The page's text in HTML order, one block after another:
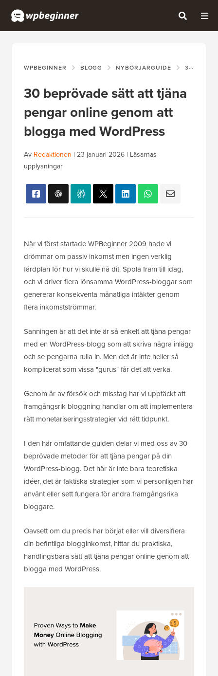
WPBEGINNER BLOGG NYBÖRJARGUIDE 30 BEPRÖVADE SÄTT ATT TJÄNA PENGAR ONLINE GENOM ATT BLOGGA MED WORDPRESS
30 beprövade sätt att tjäna
pengar online genom att
blogga med WordPress
Av Redaktionen | 23 januari 2026 | Läsarnas
upplysningar
När vi först startade WPBeginner 2009 hade vi
drömmar om passiv inkomst men ingen verklig
färdplan för hur vi skulle nå dit. Spola fram till idag,
och vi driver flera lönsamma WordPress-bloggar som
genererar konsekventa månatliga intäkter genom
flera inkomstströmmar.
Sanningen är att det inte är så enkelt att tjäna pengar
med en WordPress-blogg som att skriva några inlägg
och se pengarna rulla in. Men det är inte heller så
komplicerat som vissa "gurus" får det att verka.
Genom år av försök och misstag har vi upptäckt att
framgångsrik bloggning handlar om att implementera
rätt monetariseringsstrategier vid rätt tidpunkt.
I den här omfattande guiden delar vi med oss av 30
beprövade metoder för att tjäna pengar på din
WordPress-blogg. Det här är inte bara teoretiska
idéer, det är faktiska strategier som vi personligen har
använt eller sett fungera för andra framgångsrika
bloggare.
Oavsett om du precis har börjat eller vill diversifiera
din befintliga blogginkomst, hittar du praktiska,
handlingsbara sätt att tjäna pengar online genom att
blogga med WordPress.